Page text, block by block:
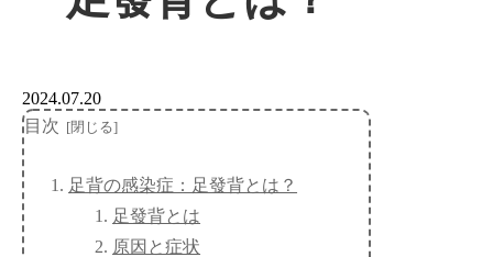
2024.07.20
目次
足背の感染症：足發背とは？
足發背とは
原因と症状